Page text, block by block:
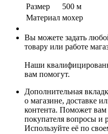
Размер
500 м
Материал мохер
Вы можете задать
товару или работе
Наши
вам помогут.
Дополнительная
о магазине, доставке
контента. Поможет
покупателя вопросы и
Используйте её по